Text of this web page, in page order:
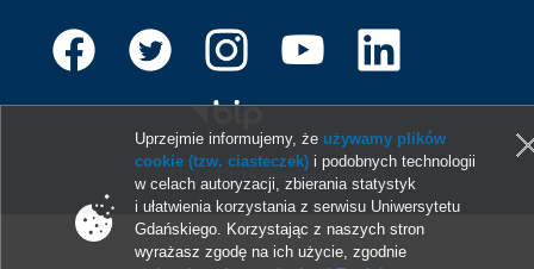
© 2013-2026 Uniwersytet Gdański
Uprzejmie informujemy, że używamy plików
cookie (tzw. ciasteczek) i podobnych technologii
w celach autoryzacji, zbierania statystyk
i ułatwienia korzystania z serwisu Uniwersytetu
Gdańskiego. Korzystając z naszych stron
wyrażasz zgodę na ich użycie, zgodnie